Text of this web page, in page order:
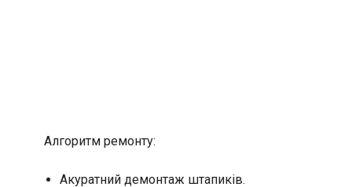
Алгоритм ремонту:
Акуратний демонтаж штапиків.